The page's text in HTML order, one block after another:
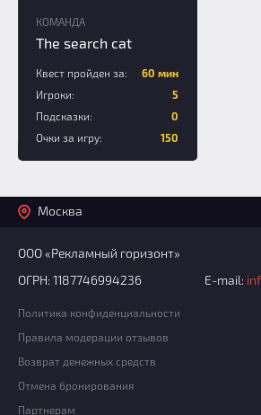
КОМАНДА
The search cat
Квест пройден за:
60 мин
Игроки:
5
Подсказки:
0
Очки за игру:
150
Москва
ООО «Рекламный горизонт»
ОГРН: 1187746994236
E-mail:
Политика конфиденциальности
Правила модерации отзывов
Возврат денежных средств
Отмена бронирования
Партнерам